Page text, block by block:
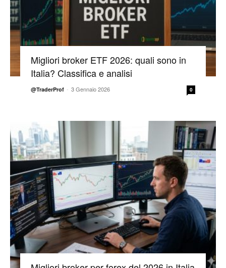
Migliori broker ETF 2026: quali sono in
Italia? Classifica e analisi
@TraderProf - 3 Gennaio 2026 0